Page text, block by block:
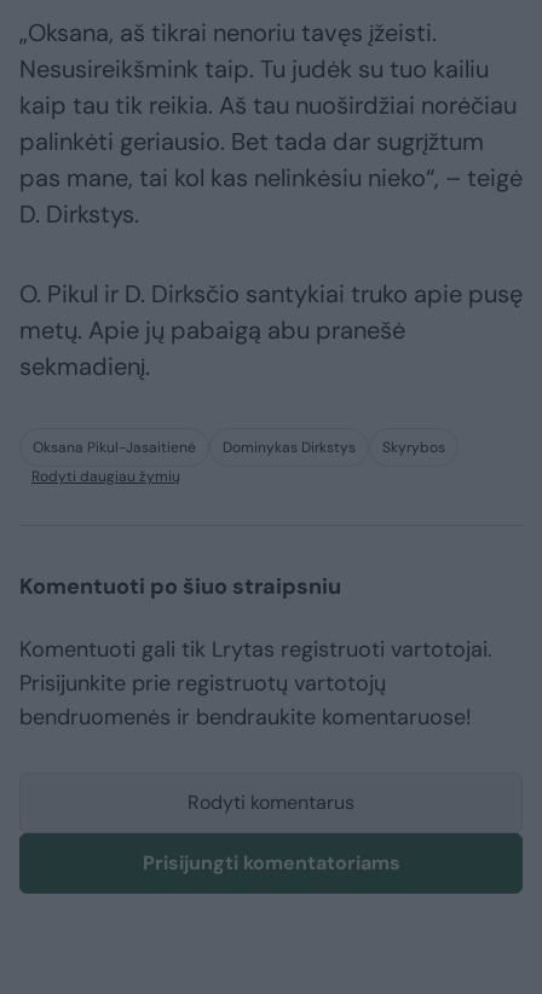
„Oksana, aš tikrai nenoriu tavęs įžeisti.
Nesusireikšmink taip. Tu judėk su tuo kailiu
kaip tau tik reikia. Aš tau nuoširdžiai norėčiau
palinkėti geriausio. Bet tada dar sugrįžtum
pas mane, tai kol kas nelinkėsiu nieko“, – teigė
D. Dirkstys.
O. Pikul ir D. Dirksčio santykiai truko apie pusę
metų. Apie jų pabaigą abu pranešė
sekmadienį.
Oksana Pikul-Jasaitienė Dominykas Dirkstys
Skyrybos
Rodyti daugiau žymių
Komentuoti po šiuo straipsniu
Komentuoti gali tik Lrytas registruoti vartotojai.
Prisijunkite prie registruotų vartotojų
bendruomenės ir bendraukite komentaruose!
Rodyti komentarus
Prisijungti komentatoriams